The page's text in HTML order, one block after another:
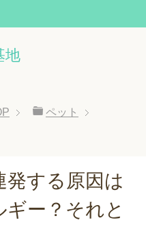
地
ペット
する原因は
ー？それと